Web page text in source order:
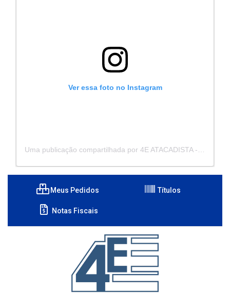
Ver essa foto no Instagram
Meus Pedidos Títulos
Notas Fiscais